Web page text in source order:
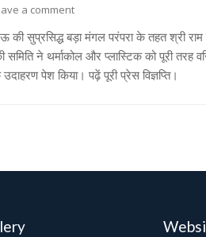
a comment
सुप्रसिद्ध बड़ा मंगल परंपरा के तहत श्री
समिति ने थर्माकोल और प्लास्टिक को पूरी तरह
पेश किया। पढ़ें पूरी प्रेस विज्ञप्ति।